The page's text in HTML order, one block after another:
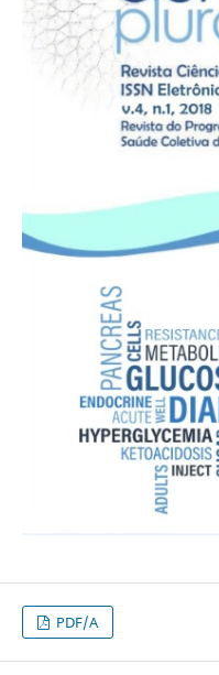
PDF/A